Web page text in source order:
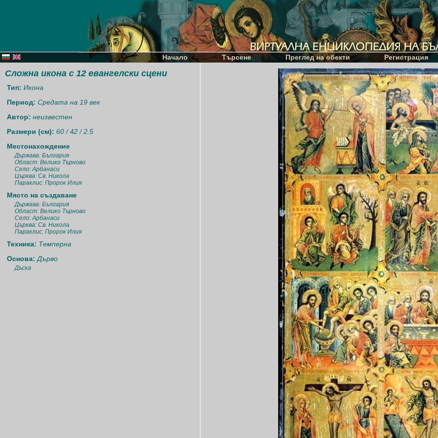
Начало Търсене Преглед на обекти Регистрация
Сложна икона с 12 евангелски сцени
Тип: Икона
Период: Средата на 19 век
Автор: неизвестен
Размери (см): 60 / 42 / 2.5
Местонахождение
Държава: България
Област: Велико Търново
Село: Арбанаси
Църква: Св. Никола
Параклис: Пророк Илия
Място на създаване
Държава: България
Област: Велико Търново
Село: Арбанаси
Църква: Св. Никола
Параклис: Пророк Илия
Техника: Темперна
Основа: Дърво
Дъска